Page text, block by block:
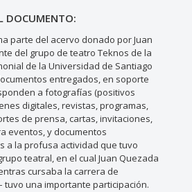
DOCUMENTO:
parte del acervo donado por Juan
del grupo de teatro Teknos de la
de la Universidad de Santiago
entregados, en soporte
a fotografías (positivos
digitales, revistas, programas,
de prensa, cartas, invitaciones,
eventos, y documentos
a la profusa actividad que tuvo
teatral, en el cual Juan Quezada
cursaba la carrera de
tuvo una importante participación.